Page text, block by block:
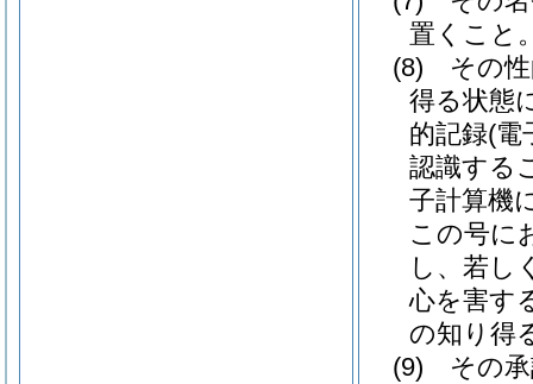
置くこと
(8)
その
得る状態
的記録(電
認識する
子計算機
この号に
し、若し
心を害す
の知り得
(9)
その